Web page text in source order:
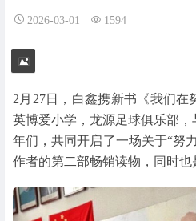
2026-03-01 1594
2月27日，白鑫携新书《我们
英博爱小学，龙源足球俱乐部
年们，共同开启了一场关于“努
作者的第二部畅销读物，同时也